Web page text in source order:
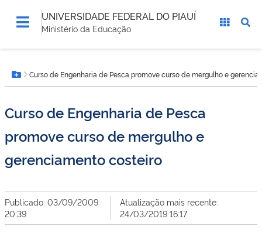
UNIVERSIDADE FEDERAL DO PIAUÍ
Ministério da Educação
está
aqui:Botão Menu
Curso de Engenharia de Pesca promove curso de mergulho e
Curso de Engenharia de Pesca
promove curso de mergulho e
gerenciamento costeiro
Publicado: 03/09/2009
20:39
Atualização mais recente:
24/03/2019 16:17